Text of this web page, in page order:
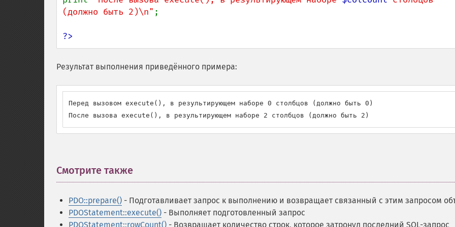
(должно быть 2)\n" ;
?>
Результат выполнения приведённого примера:
Перед вызовом execute(), в результирующем наборе 0 столбцов (должно быть 0)
После вызова execute(), в результирующем наборе 2 столбцов (должно быть 2)
Смотрите также
PDO::prepare() - Подготавливает запрос к выполнению и возвращает связанный с этим запросом
PDOStatement::execute() - Выполняет подготовленный запрос
PDOStatement::rowCount() - Возвращает количество строк, которое затронул последний SQL-запрос